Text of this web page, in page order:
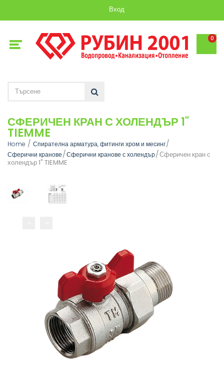
Вход
0
СФЕРИЧЕН КРАН С ХОЛЕНДЪР 1"
TIEMME
Home
Спирателна арматура, фитинги хром и месинг
Сферични кранове Сферични кранове с холендър Сферичен кран с
холендър 1" TIEMME